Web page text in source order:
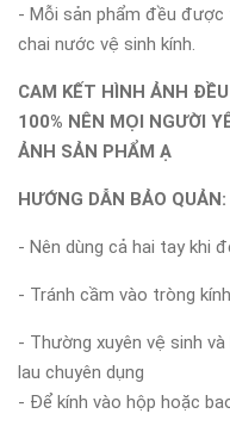
- Mỗi sản phẩm đều được
chai nước vệ sinh kính.
CAM KẾT HÌNH ẢNH
100% NÊN MỌI NGƯỜI
ẢNH SẢN PHẨM Ạ
HƯỚNG DẪN BẢO QUẢN:
- Nên dùng cả hai tay khi
- Tránh cầm vào tròng kính.
- Thường xuyên vệ sinh
lau chuyên dụng
- Để kính vào hộp hoặc